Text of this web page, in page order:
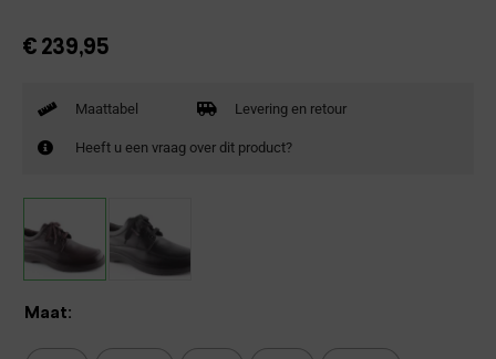
€ 239,95
Maattabel Levering en retour
Heeft u een vraag over dit product?
Maat: